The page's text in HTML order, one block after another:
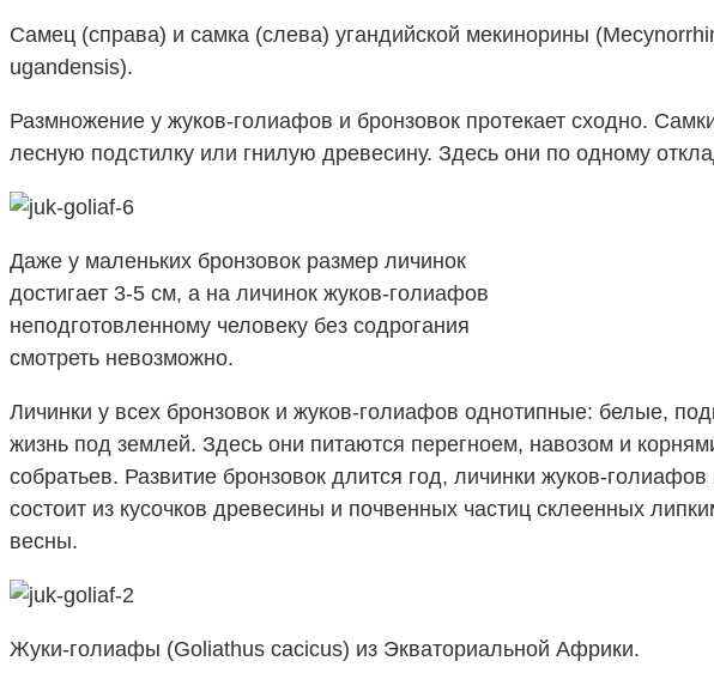
Самец (справа) и самка (слева) угандийской мекинорины
ugandensis).
Размножение у жуков-голиафов и бронзовок протекает сходно.
лесную подстилку или гнилую древесину. Здесь они по одному
Даже у маленьких бронзовок размер личинок
достигает 3-5 см, а на личинок жуков-голиафов
неподготовленному человеку без содрогания
смотреть невозможно.
Личинки у всех бронзовок и жуков-голиафов однотипные: белые,
жизнь под землей. Здесь они питаются перегноем, навозом и
собратьев. Развитие бронзовок длится год, личинки жуков-
состоит из кусочков древесины и почвенных частиц склеенных
весны.
Жуки-голиафы (Goliathus cacicus) из Экваториальной Африки.